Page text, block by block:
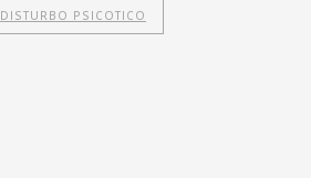
DISTURBO PSICOTICO